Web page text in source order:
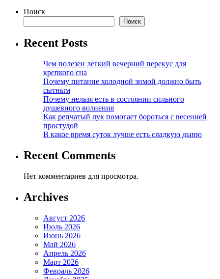
Поиск
Поиск
Recent Posts
Чем полезен легкий вечерний перекус для
крепкого сна
Почему питание холодной зимой должно быть
сытным
Почему нельзя есть в состоянии сильного
душевного волнения
Как репчатый лук помогает бороться с весенней
простудой
В какое время суток лучше есть сладкую дыню
Recent Comments
Нет комментариев для просмотра.
Archives
Август 2026
Июль 2026
Июнь 2026
Май 2026
Апрель 2026
Март 2026
Февраль 2026